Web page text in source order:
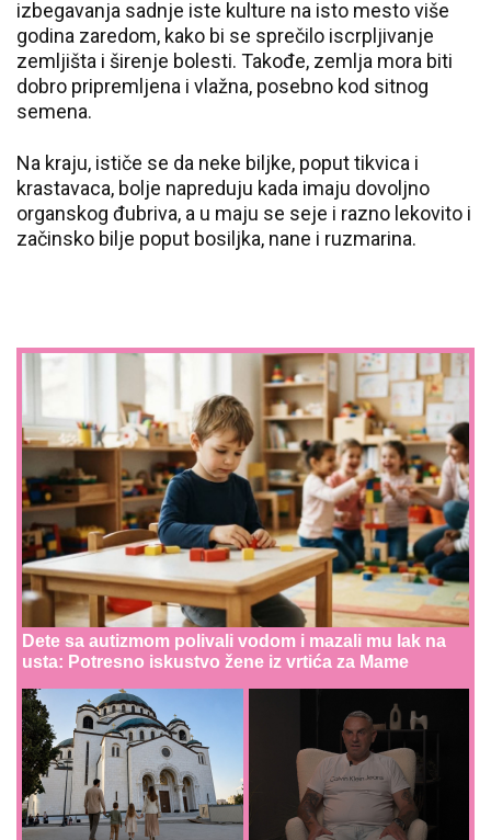
izbegavanja sadnje iste kulture na isto mesto više
godina zaredom, kako bi se sprečilo iscrpljivanje
zemljišta i širenje bolesti. Takođe, zemlja mora biti
dobro pripremljena i vlažna, posebno kod sitnog
semena.
Na kraju, ističe se da neke biljke, poput tikvica i
krastavaca, bolje napreduju kada imaju dovoljno
organskog đubriva, a u maju se seje i razno lekovito i
začinsko bilje poput bosiljka, nane i ruzmarina.
Dete sa autizmom polivali vodom i mazali mu lak na
usta: Potresno iskustvo žene iz vrtića za Mame